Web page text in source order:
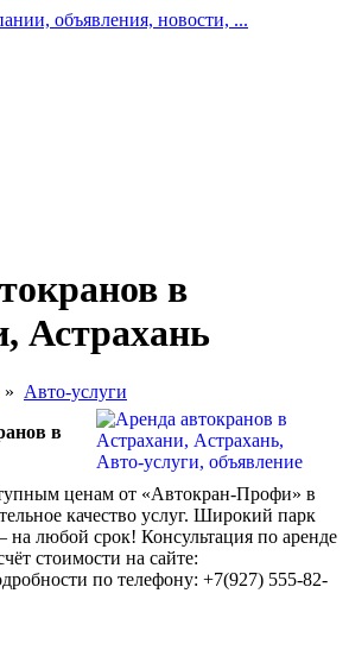
объявления, новости, ...
в
Астрахань
» Авто-услуги
в
ценам от «Автокран-Профи» в
качество услуг. Широкий парк
на любой срок! Консультация по аренде
стоимости на сайте:
по телефону: +7(927) 555-82-